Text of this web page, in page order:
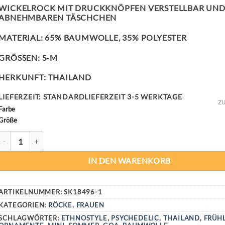
MIT DRUCKKNÖPFEN VERSTELLBAR UND
TÄSCHCHEN
65% BAUMWOLLE, 35% POLYESTER
S-M
THAILAND
STANDARDLIEFERZEIT 3-5 WERKTAGE
IN DEN WARENKORB
SK18496-1
RÖCKE, FRAUEN
ETHNOSTYLE, PSYCHEDELIC, THAILAND,